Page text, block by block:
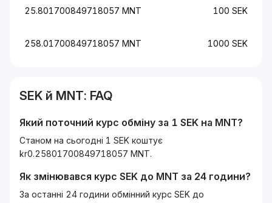
25.801700849718057 MNT 100 SEK
258.01700849718057 MNT 1000 SEK
SEK й MNT: FAQ
Який поточний курс обміну за 1 SEK на MNT?
Станом на сьогодні 1 SEK коштує
kr0.25801700849718057 MNT.
Як змінювався курс SEK до MNT за 24 години?
За останні 24 години обмінний курс SEK до